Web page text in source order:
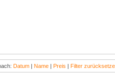
Datum |Name |Preis |Filter